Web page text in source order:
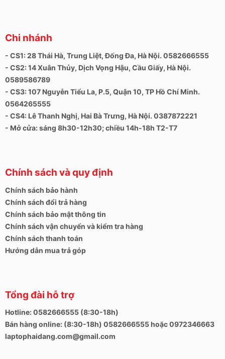
laptop “dành cho công chúng”, xét về cả cấu hình
cũng như giá. Tuy nhiên, nếu bạn muốn 1 chiếc
laptop vừa nhỏ gọn – vừa mạnh mẽ thì MacBook Pro
2018 có vẻ sẽ là một ứng cử viên sáng giá. Máy
chạy nhanh, bàn phím êm, tính năng Hey Siri được
cải tiến. Macbook Pro 13 inch 2018 đã có những
thay đổi đáng kể vượt bậc so với những
chiếc Macbook Pro trước làm nức lòng người dùng
từ thiết kế đến hiệu suất mà nó mang lại
Nội
+ Website: https://laptophaidang.com
+ Fanpage:
Chi nhánh
- CS1: 28 Thái Hà, Trung Liệt, Đống Đa, Hà Nội. 0582666555
- CS2: 14 Xuân Thủy, Dịch Vọng Hậu, Cầu Giấy, Hà Nội.
0589586789
- CS3: 107 Nguyễn Tiểu La, P.5, Quận 10, TP Hồ Chí Minh.
0564265555
- CS4: Lê Thanh Nghị, Hai Bà Trưng, Hà Nội. 0387872221
- Mở cửa: sáng 8h30-12h30; chiều 14h-18h T2-T7
Chính sách và quy định
Chính sách bảo hành
Chính sách đổi trả hàng
Chính sách bảo mật thông tin
Chính sách vận chuyển và kiểm tra hàng
Chính sách thanh toán
Hướng dẫn mua trả góp
Tổng đài hỗ trợ
Hotline: 0582666555 (8:30-18h)
Bán hàng online: (8:30-18h) 0582666555 hoặc 0972346663
laptophaidang.com@gmail.com